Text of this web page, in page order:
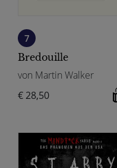
7
Bredouille
von Martin Walker
€ 28,50